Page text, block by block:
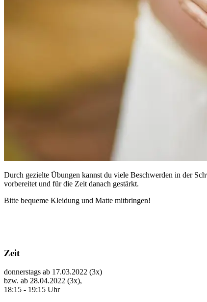
Durch gezielte Übungen kannst du viele Beschwerden in der
vorbereitet und für die Zeit danach gestärkt.
Bitte bequeme Kleidung und Matte mitbringen!
Zeit
donnerstags ab 17.03.2022 (3x)
bzw. ab 28.04.2022 (3x),
18:15 - 19:15 Uhr